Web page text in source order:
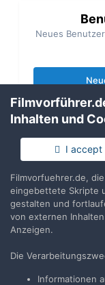
Neues
Du hast bereits
Teilen
Inhalten und
I accept
Filmvorfuehrer.de,
eingebettete Skripte
gestalten und
von externen
Anzeigen.
Die
Informationen